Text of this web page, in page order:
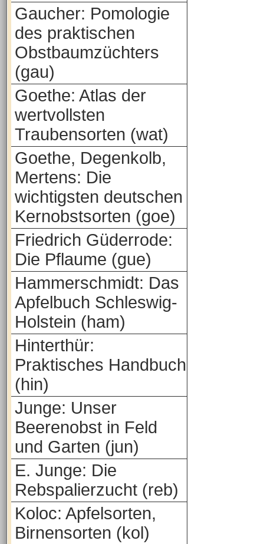
Gaucher: Pomologie
des praktischen
Obstbaumzüchters
(gau)
Goethe: Atlas der
wertvollsten
Traubensorten (wat)
Goethe, Degenkolb,
Mertens: Die
wichtigsten deutschen
Kernobstsorten (goe)
Friedrich Güderrode:
Die Pflaume (gue)
Hammerschmidt: Das
Apfelbuch Schleswig-
Holstein (ham)
Hinterthür:
Praktisches Handbuch
(hin)
Junge: Unser
Beerenobst in Feld
und Garten (jun)
E. Junge: Die
Rebspalierzucht (reb)
Koloc: Apfelsorten,
Birnensorten (kol)